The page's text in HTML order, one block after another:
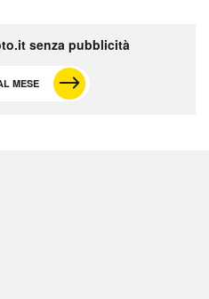
senza pubblicità
MESE